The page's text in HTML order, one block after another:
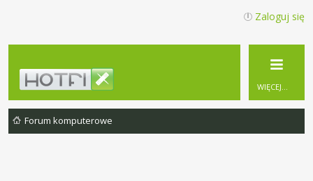
Zaloguj się
WIĘCEJ…
Forum komputerowe